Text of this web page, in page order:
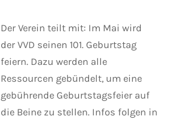
Der Verein teilt mit: Im Mai wird
der VVD seinen 101. Geburtstag
feiern. Dazu werden alle
Ressourcen gebündelt, um eine
gebührende Geburtstagsfeier auf
die Beine zu stellen. Infos folgen in